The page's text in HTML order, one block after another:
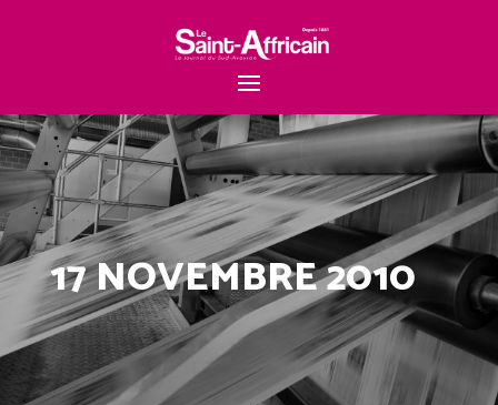
17 NOVEMBRE 2010